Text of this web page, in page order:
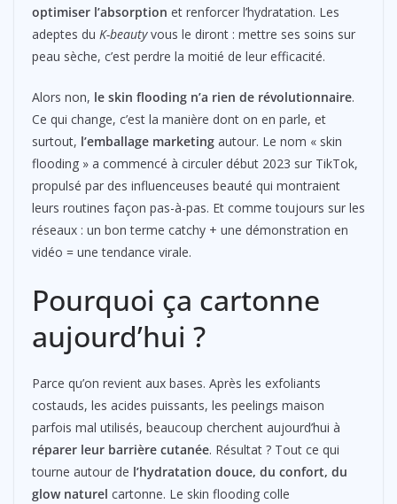
optimiser l’absorption et renforcer l’hydratation. Les
adeptes du K-beautyvous le diront : mettre ses soins sur
peau sèche, c’est perdre la moitié de leur efficacité.
Alors non, le skin flooding n’a rien de révolutionnaire.
Ce qui change, c’est la manière dont on en parle, et
surtout, l’emballage marketing autour. Le nom « skin
flooding » a commencé à circuler début 2023 sur TikTok,
propulsé par des influenceuses beauté qui montraient
leurs routines façon pas-à-pas. Et comme toujours sur les
réseaux : un bon terme catchy + une démonstration en
vidéo = une tendance virale.
Pourquoi ça cartonne
aujourd’hui ?
Parce qu’on revient aux bases. Après les exfoliants
costauds, les acides puissants, les peelings maison
parfois mal utilisés, beaucoup cherchent aujourd’hui à
réparer leur barrière cutanée. Résultat ? Tout ce qui
tourne autour de l’hydratation douce, du confort, du
glow naturel cartonne. Le skin flooding colle